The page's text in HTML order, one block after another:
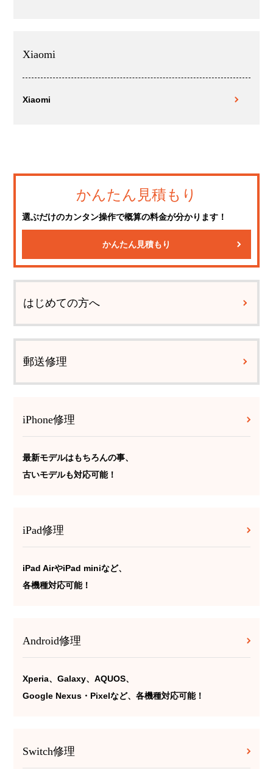
Xiaomi
Xiaomi
かんたん見積もり
選ぶだけのカンタン操作で概算の料金が分かります！
かんたん見積もり
はじめての方へ
郵送修理
iPhone修理
最新モデルはもちろんの事、
古いモデルも対応可能！
iPad修理
iPad AirやiPad miniなど、
各機種対応可能！
Android修理
Xperia、Galaxy、AQUOS、
Google Nexus・Pixelなど、各機種対応可能！
Switch修理